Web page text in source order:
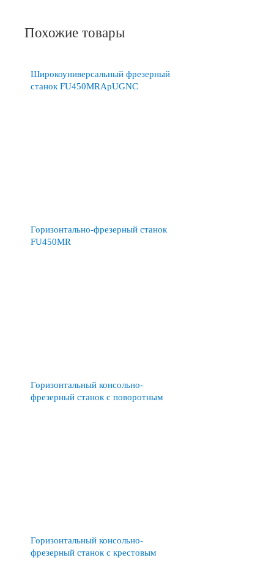
Похожие товары
Широкоуниверсальный фрезерный
станок FU450MRApUGNC
Горизонтально-фрезерный станок
FU450MR
Горизонтальный консольно-
фрезерный станок с поворотным
Горизонтальный консольно-
фрезерный станок с крестовым